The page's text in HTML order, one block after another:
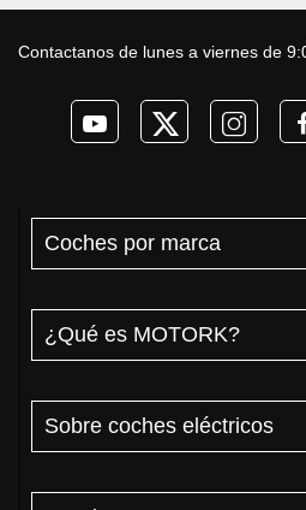
DM-i y EV con más
coches
PHEV 2026
Contactanos de lunes a viernes de
Coches por marca
¿Qué es MOTORK?
Sobre coches eléctricos